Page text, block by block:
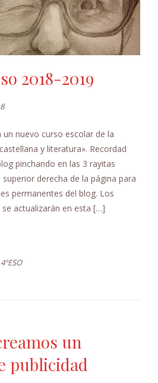
2018-2019
un nuevo curso escolar de la
y literatura». Recordad
pinchando en las 3 rayitas
derecha de la página para
permanentes del blog. Los
actualizarán en esta […]
4ºESO
un
publicidad